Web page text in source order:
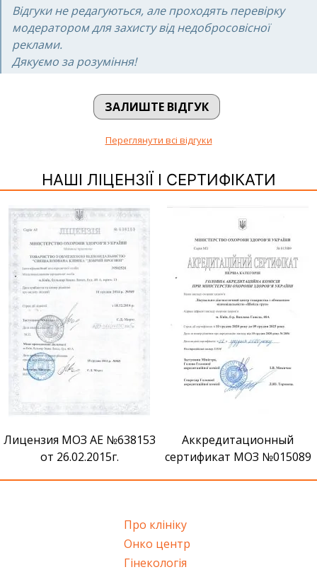
Відгуки не редагуються, але проходять перевірку
модератором для захисту від недобросовісної
реклами.
Дякуємо за розуміння!
ЗАЛИШТЕ ВІДГУК
Переглянути всі відгуки
НАШІ ЛІЦЕНЗІЇ І СЕРТИФІКАТИ
Лицензия МОЗ АЕ №638153
от 26.02.2015г.
Аккредитационный
сертификат МОЗ №015089
Про клініку
Онко центр
Гінекологія